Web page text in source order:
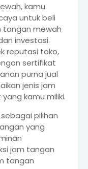
kamu
untuk beli
tangan mewah
investasi.
reputasi toko,
sertifikat
purna jual
jenis jam
kamu miliki.
sebagai pilihan
yang
jam tangan
tangan